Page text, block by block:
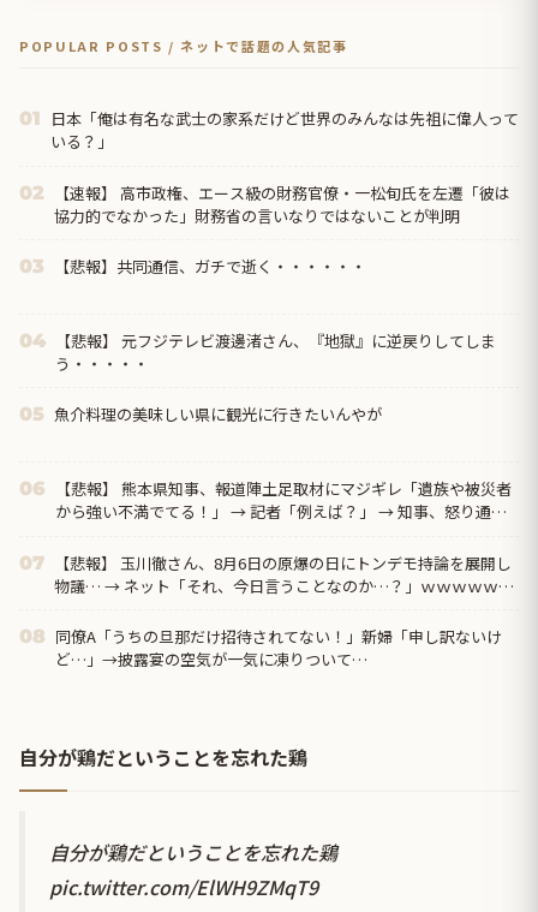
POPULAR POSTS / ネットで話題の人気記事
01
日本「俺は有名な武士の家系だけど世界のみんなは先祖に偉人って
いる？」
02
【速報】 高市政権、エース級の財務官僚・一松旬氏を左遷「彼は
協力的でなかった」財務省の言いなりではないことが判明
03 【悲報】共同通信、ガチで逝く・・・・・・
04
【悲報】 元フジテレビ渡邊渚さん、『地獄』に逆戻りしてしま
う・・・・・
05 魚介料理の美味しい県に観光に行きたいんやが
06
【悲報】 熊本県知事、報道陣土足取材にマジギレ「遺族や被災者
から強い不満でてる！」 → 記者「例えば？」 → 知事、怒り通り
07
【悲報】 玉川徹さん、8月6日の原爆の日にトンデモ持論を展開し
物議… → ネット「それ、今日言うことなのか…？」ｗｗｗｗｗｗ
08 同僚A「うちの旦那だけ招待されてない！」新婦「申し訳ないけ
ど…」→披露宴の空気が一気に凍りついて…
自分が鶏だということを忘れた鶏
自分が鶏だということを忘れた鶏
pic.twitter.com/ElWH9ZMqT9